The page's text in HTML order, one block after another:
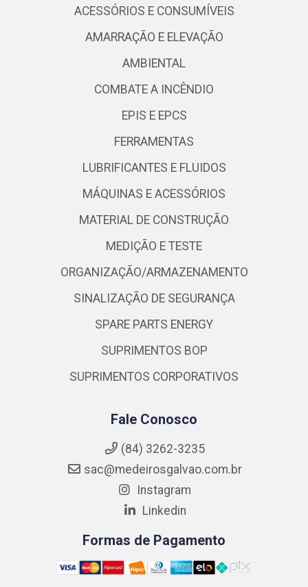
ACESSÓRIOS E CONSUMÍVEIS
AMARRAÇÃO E ELEVAÇÃO
AMBIENTAL
COMBATE A INCÊNDIO
EPIS E EPCS
FERRAMENTAS
LUBRIFICANTES E FLUIDOS
MÁQUINAS E ACESSÓRIOS
MATERIAL DE CONSTRUÇÃO
MEDIÇÃO E TESTE
ORGANIZAÇÃO/ARMAZENAMENTO
SINALIZAÇÃO DE SEGURANÇA
SPARE PARTS ENERGY
SUPRIMENTOS BOP
SUPRIMENTOS CORPORATIVOS
Fale Conosco
(84) 3262-3235
sac@medeirosgalvao.com.br
Instagram
Linkedin
Formas de Pagamento